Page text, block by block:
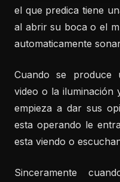
el que predica tiene
al abrir su boca o el
automaticamente
Cuando se
video o la iluminación
empieza a dar sus
esta operando le
esta viendo o
Sinceramente